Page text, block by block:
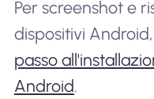
Per screenshot e
dispositivi
passo
Android.